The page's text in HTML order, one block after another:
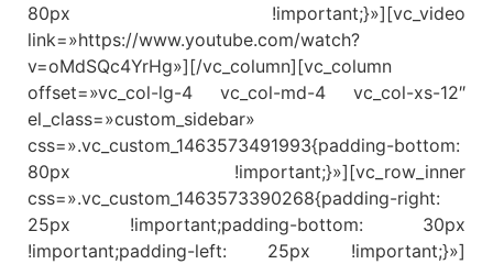
80px !important;}»][vc_video
link=»https://www.youtube.com/watch?
v=oMdSQc4YrHg»][/vc_column][vc_column
offset=»vc_col-lg-4 vc_col-md-4 vc_col-xs-12″
el_class=»custom_sidebar»
css=».vc_custom_1463573491993{padding-bottom:
80px !important;}»][vc_row_inner
css=».vc_custom_1463573390268{padding-right:
25px !important;padding-bottom: 30px
!important;padding-left: 25px !important;}»]